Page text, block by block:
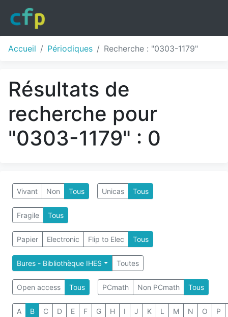
Accueil Périodiques Recherche : "0303-1179"
Résultats de
recherche pour
"0303-1179" : 0
Vivant Non Tous Unicas Tous
Fragile Tous
Papier Electronic Flip to Elec Tous
Bures - Bibliothèque IHES Toutes
Open access Tous PCmath Non PCmath Tous
A B C D E F G H I J K L M N O P